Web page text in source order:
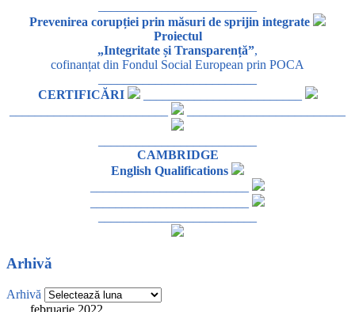
Prevenirea corupției prin măsuri de sprijin integrate
Proiectul
„Integritate și Transparență”,
cofinanțat din Fondul Social European prin POCA
CERTIFICĂRI
_________________________
CAMBRIDGE
English Qualifications
Arhivă
Arhivă
februarie 2022